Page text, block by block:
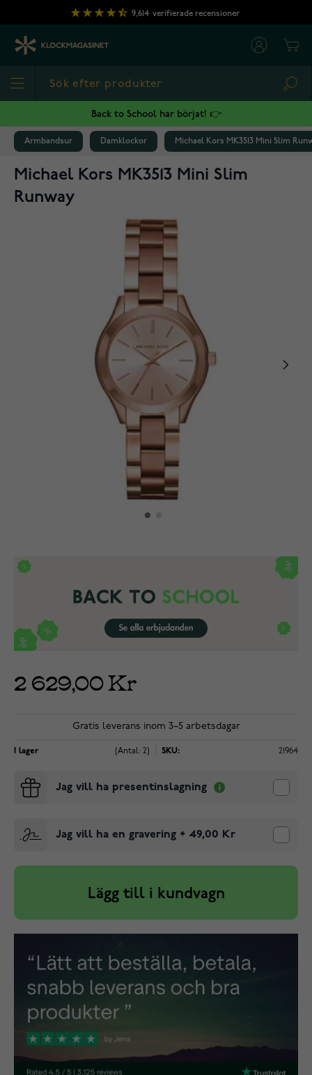
Hoppa till innehållet
9,614 verifierade recensioner
Back to School har börjat! 👉
Armbandsur Damklockor Michael Kors MK3513 Mini Slim
Michael Kors MK3513 Mini Slim
Runway
2 629,00 Kr
Gratis leverans inom 3–5 arbetsdagar
I lager (Antal: 2) SKU: 21964
Jag vill ha presentinslagning
Jag vill ha en gravering + 49,00 Kr
Lägg till i kundvagn